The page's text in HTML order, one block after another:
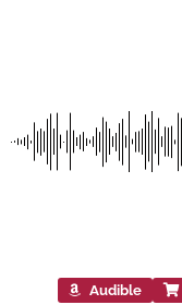
Audible